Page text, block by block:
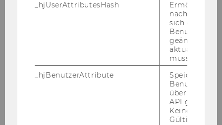
Tel.:+43 (1) 31336 -6290
_hjUserAttributesHash
Ermöglicht
sich ein
geändert hat
aktualisiert
muss.
_hjBenutzerAttribute
Speichert
über die
API gesendet
Keine